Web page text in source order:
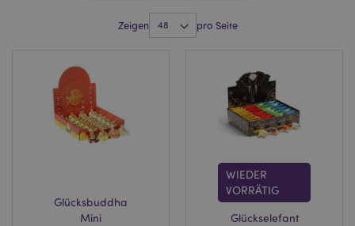
Zeigen pro Seite
Glücksbuddha
Mini
WIEDER
VORRÄTIG
Glückselefant